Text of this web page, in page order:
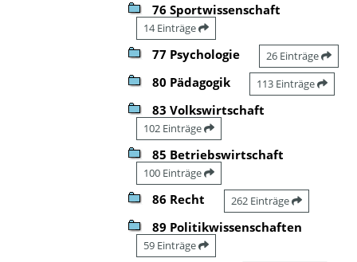
76 Sportwissenschaft
14 Einträge
77 Psychologie 26 Einträge
80 Pädagogik 113 Einträge
83 Volkswirtschaft
102 Einträge
85 Betriebswirtschaft
100 Einträge
86 Recht 262 Einträge
89 Politikwissenschaften
59 Einträge